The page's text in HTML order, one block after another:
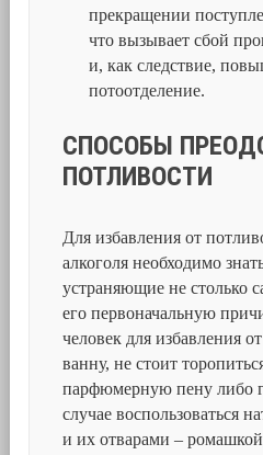
прекращении
что вызывает сбой
и, как следствие,
потоотделение.
СПОСОБЫ
ПОТЛИВОСТИ
Для избавления от
алкоголя необходимо
устраняющие не столько
его первоначальную
человек для избавления
ванну, не стоит
парфюмерную пену либо
случае воспользоваться
и их отварами –